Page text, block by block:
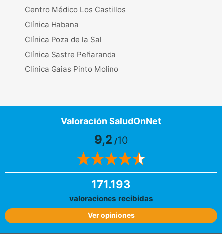
Centro Médico Los Castillos
Clínica Habana
Clínica Poza de la Sal
Clínica Sastre Peñaranda
Clinica Gaias Pinto Molino
Valoración SaludOnNet
9,2 /10
171.193
valoraciones recibidas
Ver opiniones